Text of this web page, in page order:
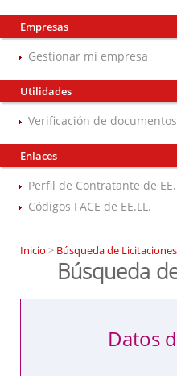
Empresas
Gestionar mi empresa
Utilidades
Verificación de documentos
Enlaces
Perfil de Contratante de
Códigos FACE de EE.LL.
Inicio > Búsqueda de Licitaciones
Búsqueda
Datos